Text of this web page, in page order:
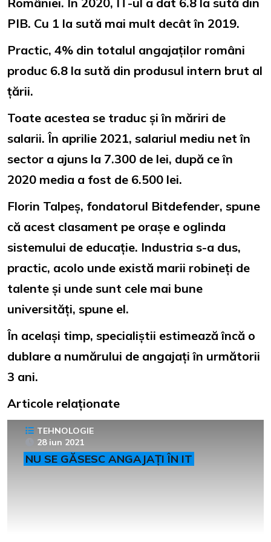
PIB. Cu 1 la sută mai mult decât în 2019.
Practic, 4% din totalul angajaților români
produc 6.8 la sută din produsul intern brut al
țării.
Toate acestea se traduc și în măriri de
salarii. În aprilie 2021, salariul mediu net în
sector a ajuns la 7.300 de lei, după ce în
2020 media a fost de 6.500 lei.
Florin Talpeș, fondatorul Bitdefender, spune
că acest clasament pe orașe e oglinda
sistemului de educație. Industria s-a dus,
practic, acolo unde există marii robineți de
talente și unde sunt cele mai bune
universități, spune el.
În același timp, specialiștii estimează încă o
dublare a numărului de angajați în următorii
3 ani.
Articole relaționate
TEHNOLOGIE
28 iun 2021
NU SE GĂSESC ANGAJAȚI ÎN IT